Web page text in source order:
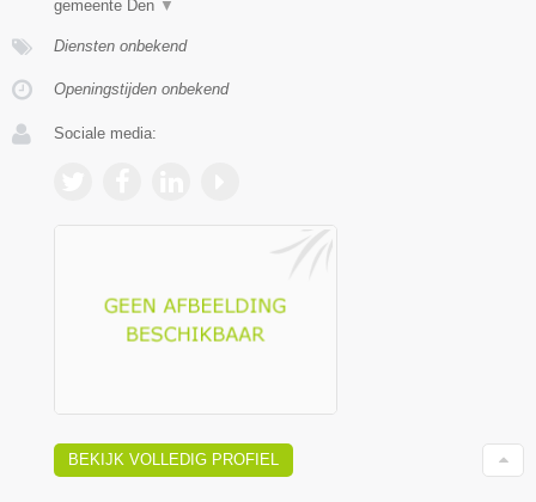
gemeente Den ▼
Diensten onbekend
Openingstijden onbekend
Sociale media:
BEKIJK VOLLEDIG PROFIEL